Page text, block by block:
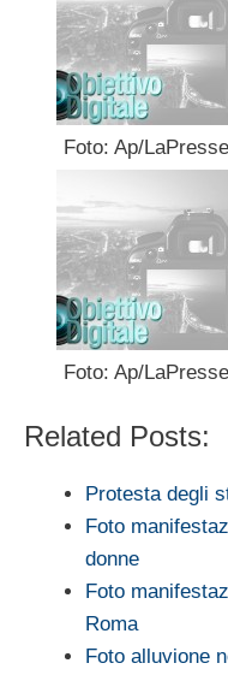
Foto: Ap/LaPresse
Foto: Ap/LaPresse
Related Posts:
Protesta degli
Foto
donne
Foto
Roma
Foto alluvione